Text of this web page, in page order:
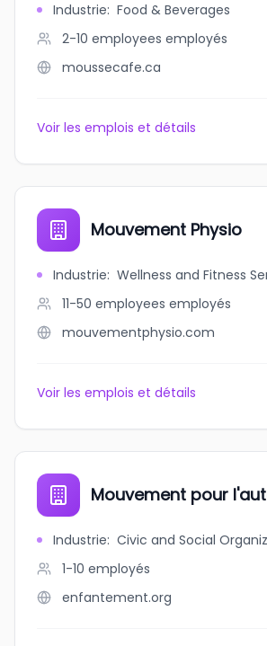
Industrie: Food & Beverages
2-10 employees employés
moussecafe.ca
Voir les emplois et détails
Mouvement Physio
Industrie: Wellness and Fitness
11-50 employees employés
mouvementphysio.com
Voir les emplois et détails
Mouvement pour
Industrie: Civic and Social
1-10 employés
enfantement.org